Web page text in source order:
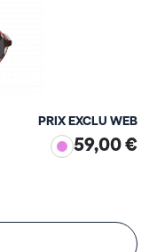
PRIX EXCLU WEB
59,00 €